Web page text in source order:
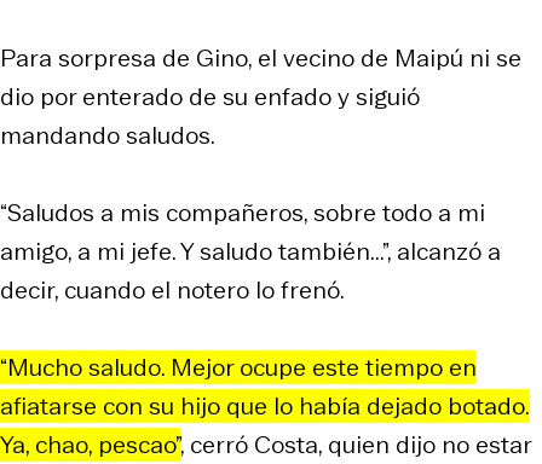
Para sorpresa de Gino, el vecino de Maipú ni se
dio por enterado de su enfado y siguió
mandando saludos.
“Saludos a mis compañeros, sobre todo a mi
amigo, a mi jefe. Y saludo también...”, alcanzó a
decir, cuando el notero lo frenó.
“Mucho saludo. Mejor ocupe este tiempo en
afiatarse con su hijo que lo había dejado botado.
Ya, chao, pescao”, cerró Costa, quien dijo no estar